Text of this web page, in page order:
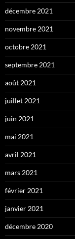
décembre 2021
novembre 2021
octobre 2021
septembre 2021
août 2021
juillet 2021
juin 2021
mai 2021
avril 2021
mars 2021
février 2021
janvier 2021
décembre 2020